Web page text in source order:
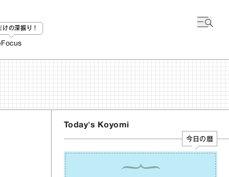
けの深掘り！
Focus
Today's Koyomi
今日の暦